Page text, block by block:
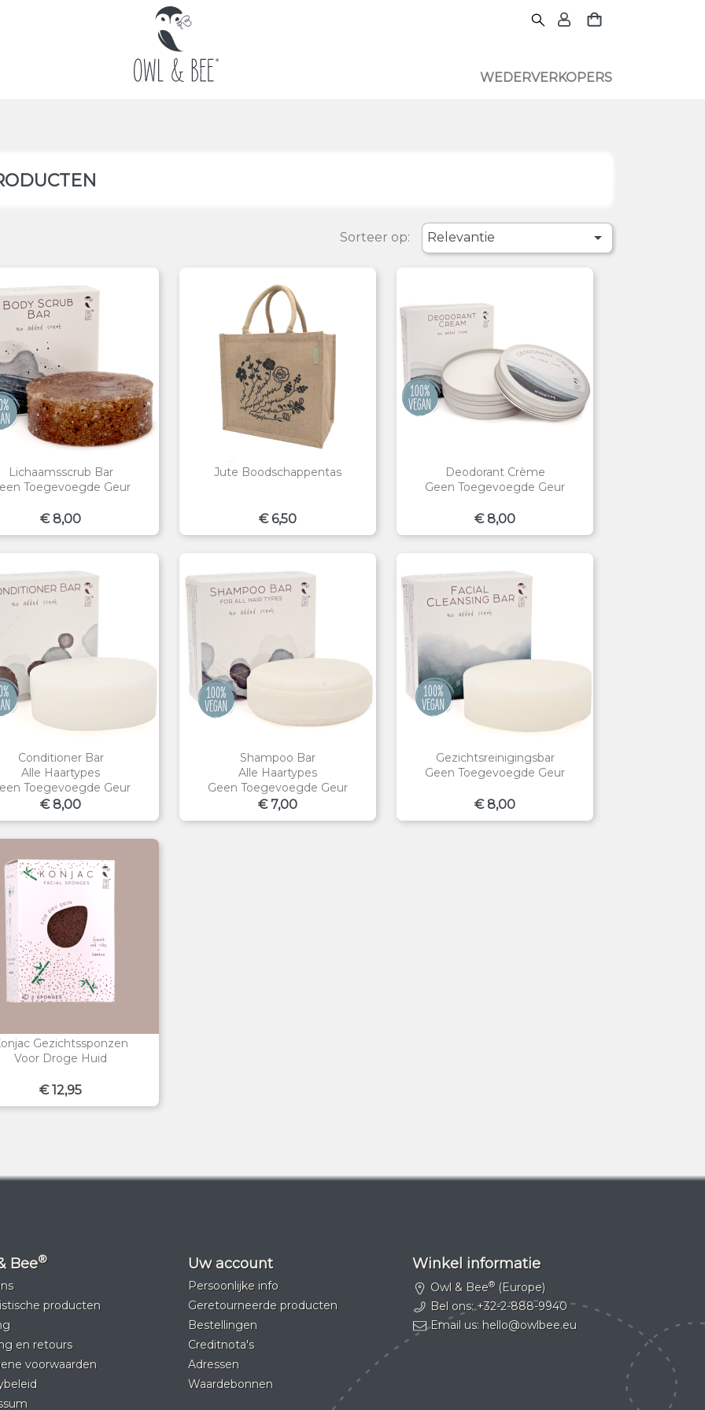
WEDERVERKOPERS
Sorteer op: Relevantie 
Lichaamsscrub Bar
Toegevoegde Geur
Prijs
€ 8,00
Jute Boodschappentas
Prijs
€ 6,50
Deodorant Crème
Geen Toegevoegde Geur
Prijs
€ 8,00
Conditioner Bar
Alle Haartypes
Toegevoegde Geur
Prijs
€ 8,00
Shampoo Bar
Alle Haartypes
Geen Toegevoegde Geur
Prijs
€ 7,00
Gezichtsreinigingsbar
Geen Toegevoegde Geur
Prijs
€ 8,00
Gezichtssponzen
Voor Droge Huid
Prijs
€ 12,95
Bee®
producten
en retours
voorwaarden
Uw account
Persoonlijke info
Geretourneerde producten
Bestellingen
Creditnota's
Adressen
Waardebonnen
Winkel informatie
Owl & Bee®(Europe)
Bel ons:+32-2-888-9940
Email us: hello@owlbee.eu